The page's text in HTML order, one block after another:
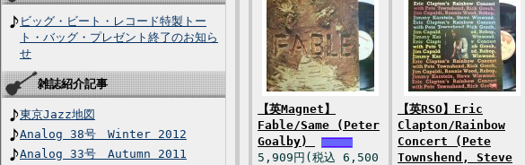
ビッグ・ビート・レコード特製トー
ト・バッグ・プレゼント終了のお知ら
せ
雑誌紹介記事
東京Jazz地図
Analog 38号 Winter 2012
Analog 33号 Autumn 2011
【英Magnet】
Fable/Same (Peter
Goalby)
5,909円(税込 6,500
【英RSO】Eric
Clapton/Rainbow
Concert (Pete
Townshend, Steve